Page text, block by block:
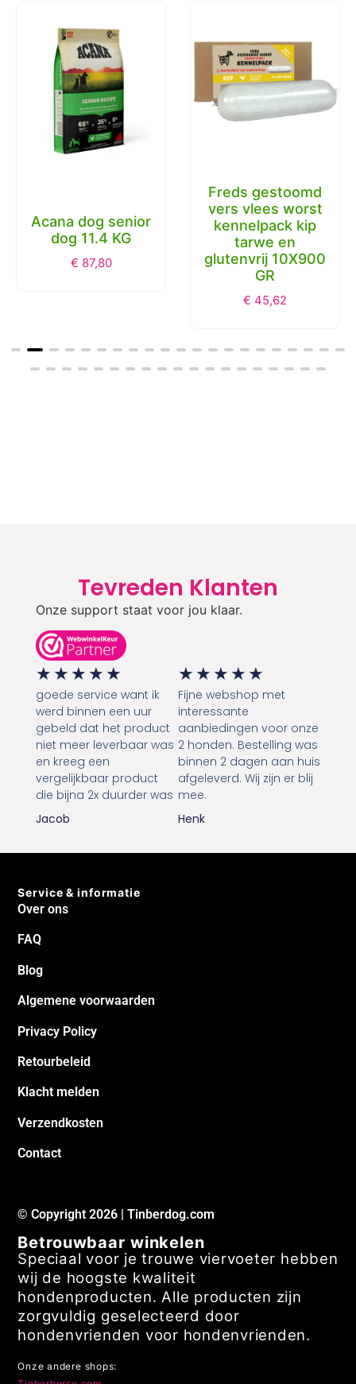
Acana dog senior
dog 11.4 KG
€ 87,80
Freds gestoomd
vers vlees worst
kennelpack kip
tarwe en
glutenvrij 10X900
GR
€ 45,62
Tevreden Klanten
Onze support staat voor jou klaar.
★ ★ ★ ★ ★
goede service want ik
werd binnen een uur
gebeld dat het product
niet meer leverbaar was
en kreeg een
vergelijkbaar product
die bijna 2x duurder was
Jacob
★ ★ ★ ★ ★
Fijne webshop met
interessante
aanbiedingen voor onze
2 honden. Bestelling was
binnen 2 dagen aan huis
afgeleverd. Wij zijn er blij
mee.
Henk
Service & informatie
Over ons
FAQ
Blog
Algemene voorwaarden
Privacy Policy
Retourbeleid
Klacht melden
Verzendkosten
Contact
© Copyright 2026 | Tinberdog.com
Betrouwbaar winkelen
Speciaal voor je trouwe viervoeter hebben
wij de hoogste kwaliteit
hondenproducten. Alle producten zijn
zorgvuldig geselecteerd door
hondenvrienden voor hondenvrienden.
Onze andere shops: